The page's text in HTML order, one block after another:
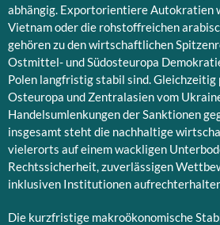
abhängig. Exportorientiere Autokratien
Vietnam oder die rohstoffreichen
gehören zu den wirtschaftlichen
Ostmittel- und Südosteuropa
Polen langfristig stabil sind.
Osteuropa und Zentralasien vom
Handelsumlenkungen der Sanktionen
insgesamt steht die nachhaltige
vielerorts auf einem wackligen
Rechtssicherheit, zuverlässigen
inklusiven Institutionen
Die kurzfristige makroökonomische